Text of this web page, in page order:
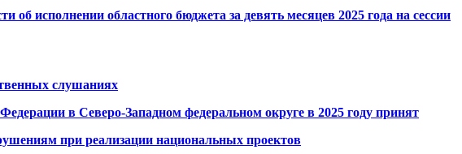
исполнении областного бюджета за девять месяцев 2025 года на сессии
слушаниях
в Северо-Западном федеральном округе в 2025 году принят
при реализации национальных проектов